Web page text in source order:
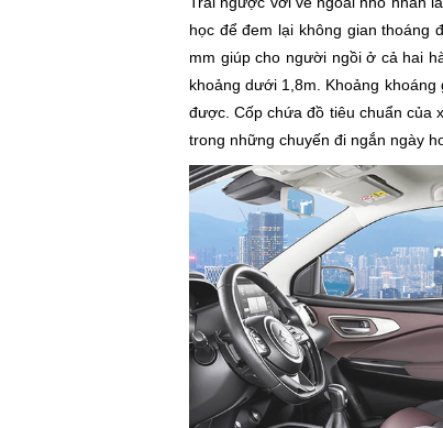
học để đem lại không gian thoáng
mm giúp cho người ngồi ở cả hai
khoảng dưới 1,8m. Khoảng
được. Cốp chứa đồ tiêu chuẩn của
trong những chuyến đi ngắn ngày